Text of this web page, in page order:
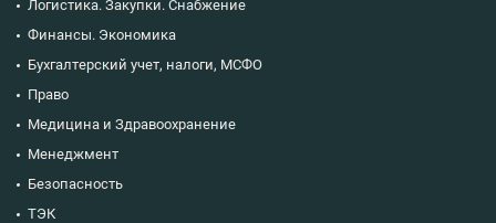
Логистика. Закупки. Снабжение
Финансы. Экономика
Бухгалтерский учет, налоги, МСФО
Право
Медицина и Здравоохранение
Менеджмент
Безопасность
ТЭК